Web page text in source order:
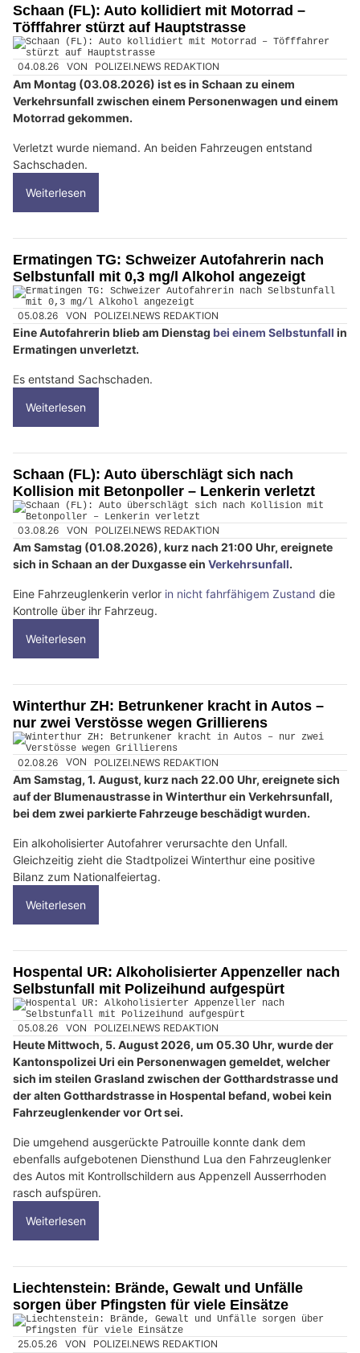
Schaan (FL): Auto kollidiert mit Motorrad –
Töfffahrer stürzt auf Hauptstrasse
04.08.26 VON POLIZEI.NEWS REDAKTION
Am Montag (03.08.2026) ist es in Schaan zu einem
Verkehrsunfall zwischen einem Personenwagen und einem
Motorrad gekommen.
Verletzt wurde niemand. An beiden Fahrzeugen entstand
Sachschaden.
Weiterlesen
Ermatingen TG: Schweizer Autofahrerin nach
Selbstunfall mit 0,3 mg/l Alkohol angezeigt
05.08.26 VON POLIZEI.NEWS REDAKTION
Eine Autofahrerin blieb am Dienstag bei einem Selbstunfall in
Ermatingen unverletzt.
Es entstand Sachschaden.
Weiterlesen
Schaan (FL): Auto überschlägt sich nach
Kollision mit Betonpoller – Lenkerin verletzt
03.08.26 VON POLIZEI.NEWS REDAKTION
Am Samstag (01.08.2026), kurz nach 21:00 Uhr, ereignete
sich in Schaan an der Duxgasse ein Verkehrsunfall.
Eine Fahrzeuglenkerin verlor in nicht fahrfähigem Zustand die
Kontrolle über ihr Fahrzeug.
Weiterlesen
Winterthur ZH: Betrunkener kracht in Autos –
nur zwei Verstösse wegen Grillierens
02.08.26 VON POLIZEI.NEWS REDAKTION
Am Samstag, 1. August, kurz nach 22.00 Uhr, ereignete sich
auf der Blumenaustrasse in Winterthur ein Verkehrsunfall,
bei dem zwei parkierte Fahrzeuge beschädigt wurden.
Ein alkoholisierter Autofahrer verursachte den Unfall.
Gleichzeitig zieht die Stadtpolizei Winterthur eine positive
Bilanz zum Nationalfeiertag.
Weiterlesen
Hospental UR: Alkoholisierter Appenzeller nach
Selbstunfall mit Polizeihund aufgespürt
05.08.26 VON POLIZEI.NEWS REDAKTION
Heute Mittwoch, 5. August 2026, um 05.30 Uhr, wurde der
Kantonspolizei Uri ein Personenwagen gemeldet, welcher
sich im steilen Grasland zwischen der Gotthardstrasse und
der alten Gotthardstrasse in Hospental befand, wobei kein
Fahrzeuglenkender vor Ort sei.
Die umgehend ausgerückte Patrouille konnte dank dem
ebenfalls aufgebotenen Diensthund Lua den Fahrzeuglenker
des Autos mit Kontrollschildern aus Appenzell Ausserrhoden
rasch aufspüren.
Weiterlesen
Liechtenstein: Brände, Gewalt und Unfälle
sorgen über Pfingsten für viele Einsätze
25.05.26 VON POLIZEI.NEWS REDAKTION